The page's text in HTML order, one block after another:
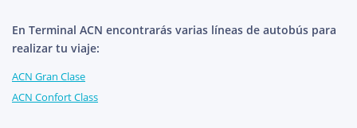
En Terminal ACN encontrarás varias líneas de autobús para
realizar tu viaje:
ACN Gran Clase
ACN Confort Class